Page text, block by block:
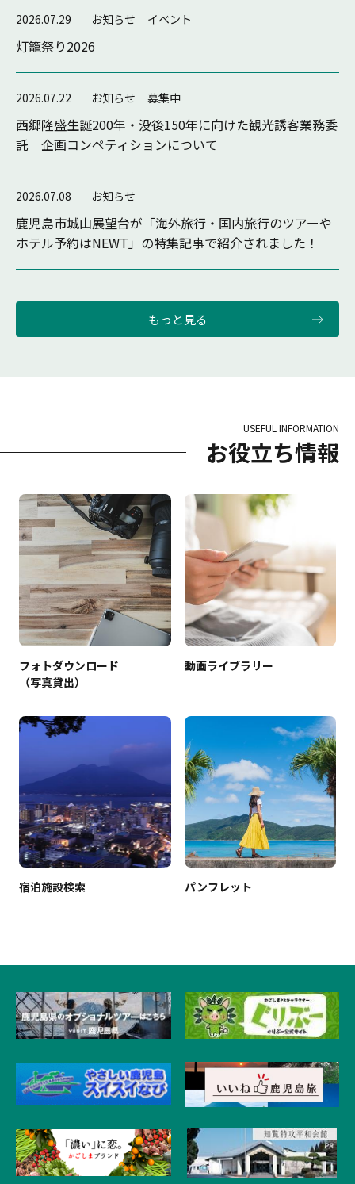
2026.07.29 お知らせ イベント
灯籠祭り2026
2026.07.22 お知らせ 募集中
西郷隆盛生誕200年・没後150年に向けた観光誘客業務委
託 企画コンペティションについて
2026.07.08 お知らせ
鹿児島市城山展望台が「海外旅行・国内旅行のツアーや
ホテル予約はNEWT」の特集記事で紹介されました！
もっと見る
USEFUL INFORMATION
お役立ち情報
フォトダウンロード
（写真貸出）
動画ライブラリー
宿泊施設検索 パンフレット